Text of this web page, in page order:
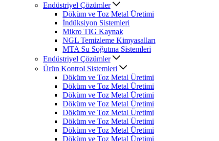
Endüstriyel Çözümler
Döküm ve Toz Metal Üretimi
İndüksiyon Sistemleri
Mikro TIG Kaynak
NGL Temizleme Kimyasalları
MTA Su Soğutma Sistemleri
Endüstriyel Çözümler
Ürün Kontrol Sistemleri
Döküm ve Toz Metal Üretimi
Döküm ve Toz Metal Üretimi
Döküm ve Toz Metal Üretimi
Döküm ve Toz Metal Üretimi
Döküm ve Toz Metal Üretimi
Döküm ve Toz Metal Üretimi
Döküm ve Toz Metal Üretimi
Döküm ve Toz Metal Üretimi